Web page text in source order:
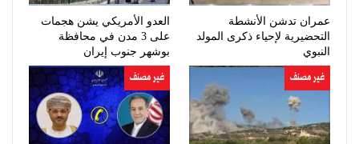
عمران تدشن الأنشطة
التحضيرية لإحياء ذكرى المولد
النبوي
العدو الأمريكي يشن هجمات
على 3 مدن في محافظة
بوشهر جنوب إيران
غير مصنف غير مصنف